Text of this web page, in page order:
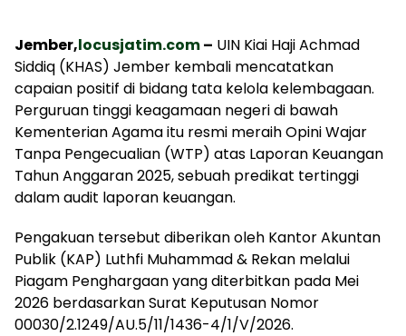
Jember,locusjatim.com– UIN Kiai Haji Achmad
Siddiq (KHAS) Jember kembali mencatatkan
capaian positif di bidang tata kelola kelembagaan.
Perguruan tinggi keagamaan negeri di bawah
Kementerian Agama itu resmi meraih Opini Wajar
Tanpa Pengecualian (WTP) atas Laporan Keuangan
Tahun Anggaran 2025, sebuah predikat tertinggi
dalam audit laporan keuangan.
Pengakuan tersebut diberikan oleh Kantor Akuntan
Publik (KAP) Luthfi Muhammad & Rekan melalui
Piagam Penghargaan yang diterbitkan pada Mei
2026 berdasarkan Surat Keputusan Nomor
00030/2.1249/AU.5/11/1436-4/1/V/2026.